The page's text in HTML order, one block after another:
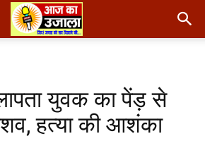
युवक का पेंड़ से
हत्या की आशंका